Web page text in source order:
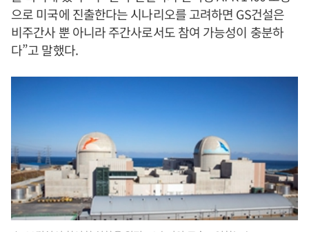
으로 미국에 진출한다는 시나리오를 고려하면 GS건설은
비주간사 뿐 아니라 주간사로서도 참여 가능성이 충분하
다”고 말했다.